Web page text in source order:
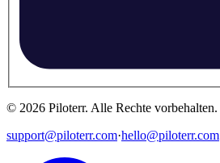
© 2026 Piloterr. Alle Rechte vorbehalten.
support@piloterr.com·hello@piloterr.com